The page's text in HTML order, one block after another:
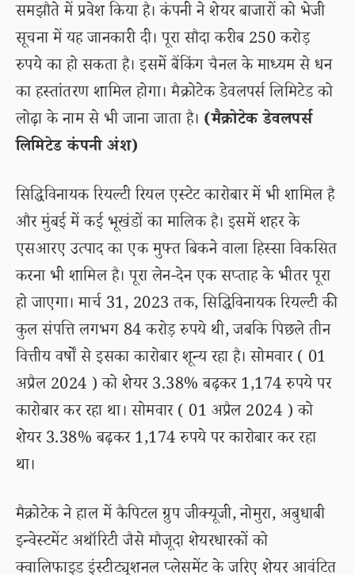
समझौते में प्रवेश किया है। कंपनी ने शेयर बाजारों को भेजी
सूचना में यह जानकारी दी। पूरा सौदा करीब 250 करोड़
रुपये का हो सकता है। इसमें बैंकिंग चैनल के माध्यम से धन
का हस्तांतरण शामिल होगा। मैक्रोटेक डेवलपर्स लिमिटेड को
लोढ़ा के नाम से भी जाना जाता है। (मैक्रोटेक डेवलपर्स
लिमिटेड कंपनी अंश)
सिद्धिविनायक रियल्टी रियल एस्टेट कारोबार में भी शामिल है
और मुंबई में कई भूखंडों का मालिक है। इसमें शहर के
एसआरए उत्पाद का एक मुफ्त बिकने वाला हिस्सा विकसित
करना भी शामिल है। पूरा लेन-देन एक सप्ताह के भीतर पूरा
हो जाएगा। मार्च 31, 2023 तक, सिद्धिविनायक रियल्टी की
कुल संपत्ति लगभग 84 करोड़ रुपये थी, जबकि पिछले तीन
वित्तीय वर्षों से इसका कारोबार शून्य रहा है। सोमवार ( 01
अप्रैल 2024 ) को शेयर 3.38% बढ़कर 1,174 रुपये पर
कारोबार कर रहा था। सोमवार ( 01 अप्रैल 2024 ) को
शेयर 3.38% बढ़कर 1,174 रुपये पर कारोबार कर रहा
था।
मैक्रोटेक ने हाल में कैपिटल ग्रुप जीक्यूजी, नोमुरा, अबुधाबी
इन्वेस्टमेंट अथॉरिटी जैसे मौजूदा शेयरधारकों को